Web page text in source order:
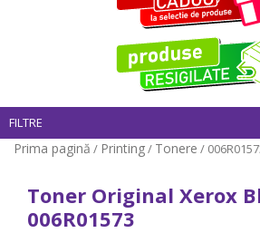
FILTRE
Prima pagină / Printing/ Tonere /
Toner Original Xerox
006R01573